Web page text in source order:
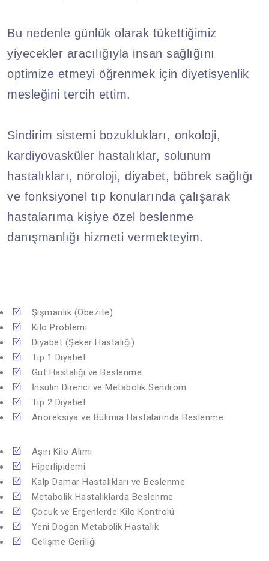
Bu nedenle günlük olarak tükettiğimiz
yiyecekler aracılığıyla insan sağlığını
optimize etmeyi öğrenmek için diyetisyenlik
mesleğini tercih ettim.
Sindirim sistemi bozuklukları, onkoloji,
kardiyovasküler hastalıklar, solunum
hastalıkları, nöroloji, diyabet, böbrek sağlığı
ve fonksiyonel tıp konularında çalışarak
hastalarıma kişiye özel beslenme
danışmanlığı hizmeti vermekteyim.
Şişmanlık (Obezite)
Kilo Problemi
Diyabet (Şeker Hastalığı)
Tip 1 Diyabet
Gut Hastalığı ve Beslenme
İnsülin Direnci ve Metabolik Sendrom
Tip 2 Diyabet
Anoreksiya ve Bulimia Hastalarında Beslenme
Aşırı Kilo Alımı
Hiperlipidemi
Kalp Damar Hastalıkları ve Beslenme
Metabolik Hastalıklarda Beslenme
Çocuk ve Ergenlerde Kilo Kontrolü
Yeni Doğan Metabolik Hastalık
Gelişme Geriliği